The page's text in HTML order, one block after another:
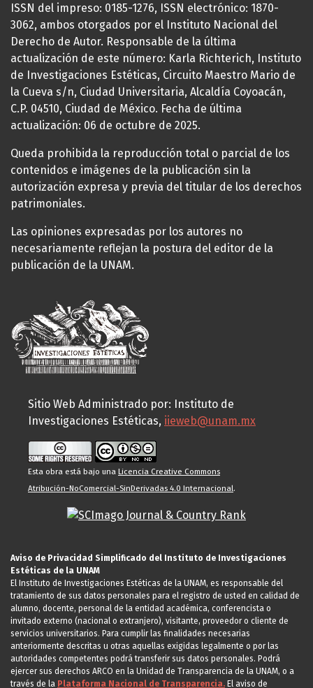
ISSN del impreso: 0185-1276, ISSN electrónico: 1870-
3062, ambos otorgados por el Instituto Nacional del
Derecho de Autor. Responsable de la última
actualización de este número: Karla Richterich, Instituto
de Investigaciones Estéticas, Circuito Maestro Mario de
la Cueva s/n, Ciudad Universitaria, Alcaldía Coyoacán,
C.P. 04510, Ciudad de México. Fecha de última
actualización: 06 de octubre de 2025.
Queda prohibida la reproducción total o parcial de los
contenidos e imágenes de la publicación sin la
autorización expresa y previa del titular de los derechos
patrimoniales.
Las opiniones expresadas por los autores no
necesariamente reflejan la postura del editor de la
publicación de la UNAM.
Sitio Web Administrado por: Instituto de
Investigaciones Estéticas, iieweb@unam.mx
Esta obra está bajo una Licencia Creative Commons
Atribución-NoComercial-SinDerivadas 4.0 Internacional.
Aviso de Privacidad Simplificado del Instituto de Investigaciones
Estéticas de la UNAM
El Instituto de Investigaciones Estéticas de la UNAM, es responsable del
tratamiento de sus datos personales para el registro de usted en calidad de
alumno, docente, personal de la entidad académica, conferencista o
invitado externo (nacional o extranjero), visitante, proveedor o cliente de
servicios universitarios. Para cumplir las finalidades necesarias
anteriormente descritas u otras aquellas exigidas legalmente o por las
autoridades competentes podrá transferir sus datos personales. Podrá
ejercer sus derechos ARCO en la Unidad de Transparencia de la UNAM, o a
través de la Plataforma Nacional de Transparencia. El aviso de